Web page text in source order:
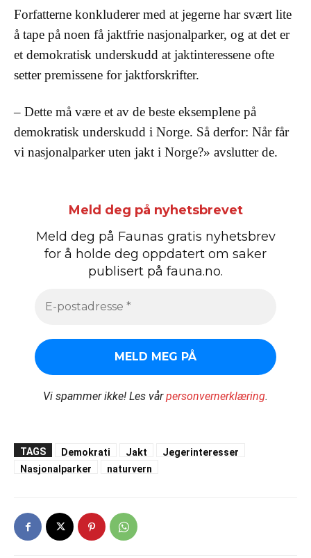
Forfatterne konkluderer med at jegerne har svært lite
å tape på noen få jaktfrie nasjonalparker, og at det er
et demokratisk underskudd at jaktinteressene ofte
setter premissene for jaktforskrifter.
– Dette må være et av de beste eksemplene på
demokratisk underskudd i Norge. Så derfor: Når får
vi nasjonalparker uten jakt i Norge?» avslutter de.
Meld deg på nyhetsbrevet
Meld deg på Faunas gratis nyhetsbrev
for å holde deg oppdatert om saker
publisert på fauna.no.
Vi spammer ikke! Les vårpersonvernerklæring.
TAGS Demokrati Jakt
Jegerinteresser
Nasjonalparker
naturvern